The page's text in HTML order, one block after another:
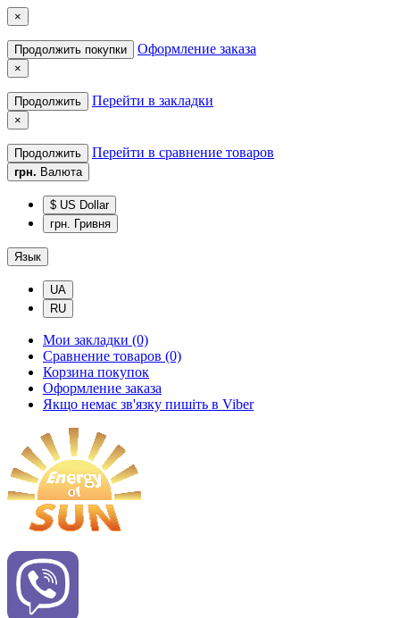
×
Продолжить покупки Оформление заказа
×
Продолжить Перейти в закладки
×
Продолжить Перейти в сравнение товаров
грн. Валюта
$ US Dollar
грн. Гривня
Язык
UA
RU
Мои закладки (0)
Сравнение товаров (0)
Корзина покупок
Оформление заказа
Якщо немає зв'язку пишіть в Viber